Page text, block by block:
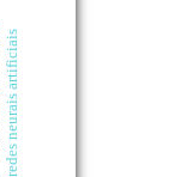
redes neurais artificiais